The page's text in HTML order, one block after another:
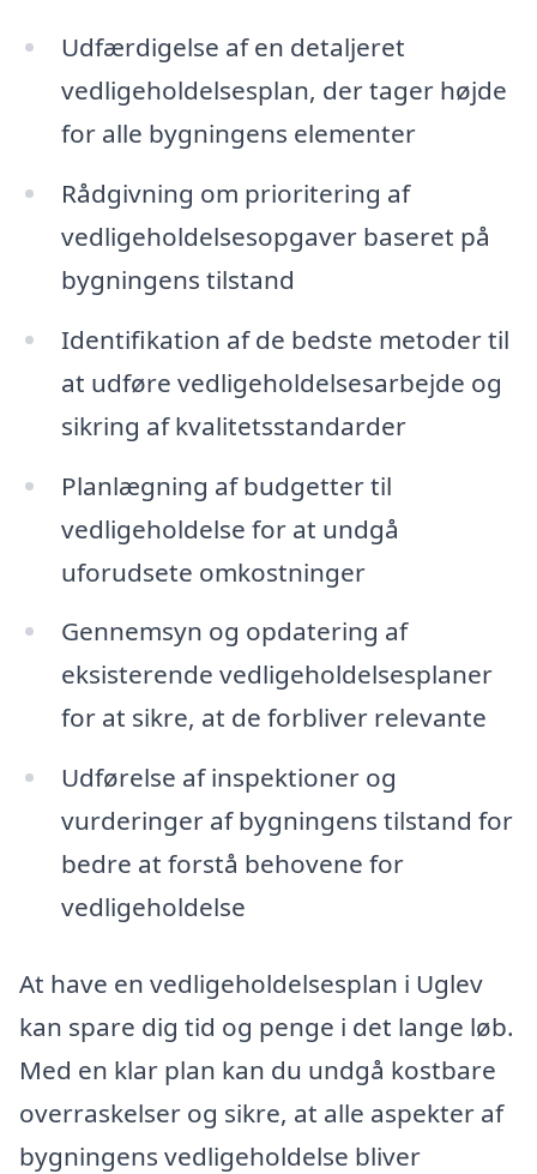
Udfærdigelse af en detaljeret
vedligeholdelsesplan, der tager højde
for alle bygningens elementer
Rådgivning om prioritering af
vedligeholdelsesopgaver baseret på
bygningens tilstand
Identifikation af de bedste metoder til
at udføre vedligeholdelsesarbejde og
sikring af kvalitetsstandarder
Planlægning af budgetter til
vedligeholdelse for at undgå
uforudsete omkostninger
Gennemsyn og opdatering af
eksisterende vedligeholdelsesplaner
for at sikre, at de forbliver relevante
Udførelse af inspektioner og
vurderinger af bygningens tilstand for
bedre at forstå behovene for
vedligeholdelse
At have en vedligeholdelsesplan i Uglev
kan spare dig tid og penge i det lange løb.
Med en klar plan kan du undgå kostbare
overraskelser og sikre, at alle aspekter af
bygningens vedligeholdelse bliver